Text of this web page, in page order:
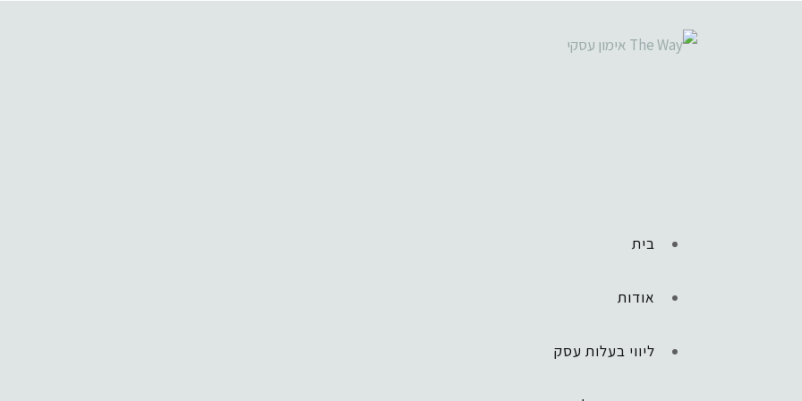
בית
אודות
ליווי בעלות עסק